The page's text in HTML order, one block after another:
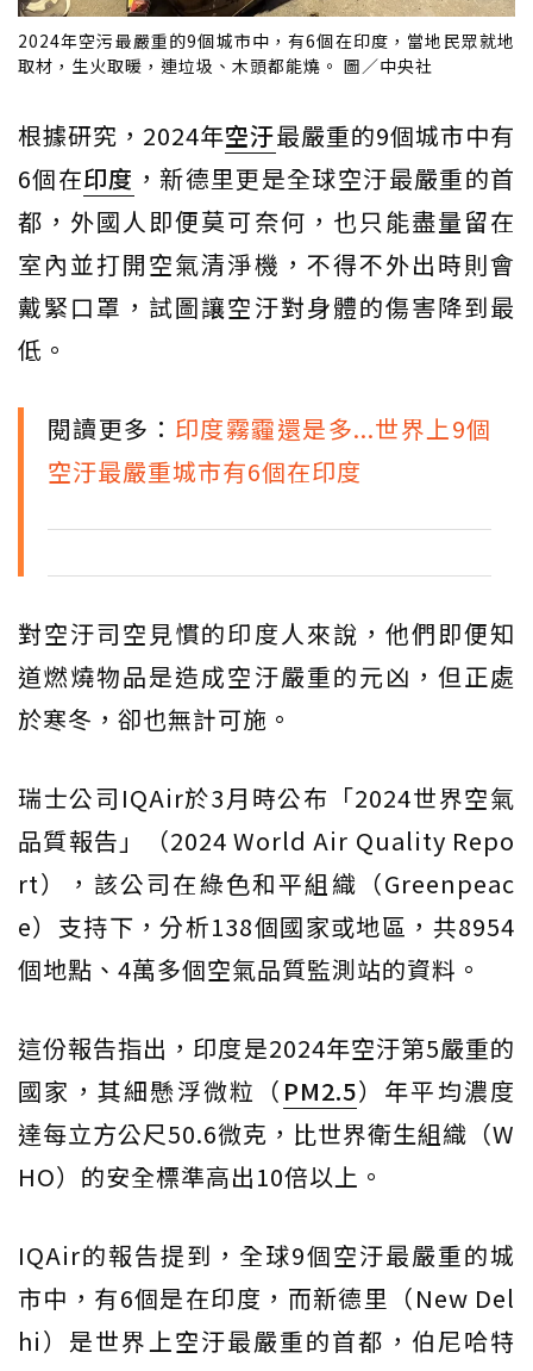
2024年空污最嚴重的9個城市中，有6個在印度，當地民眾就地
取材，生火取暖，連垃圾、木頭都能燒。 圖／中央社
根據研究，2024年空汙最嚴重的9個城市中有
6個在印度 ，新德里更是全球空汙最嚴重的首
都，外國人即便莫可奈何，也只能盡量留在
室內並打開空氣清淨機，不得不外出時則會
戴緊口罩，試圖讓空汙對身體的傷害降到最
低。
閱讀更多： 印度霧霾還是多...世界上9個
空汙最嚴重城市有6個在印度
對空汙司空見慣的印度人來說，他們即便知
道燃燒物品是造成空汙嚴重的元凶，但正處
於寒冬，卻也無計可施。
瑞士公司IQAir於3月時公布「2024世界空氣
品質報告」（2024 World Air Quality Repo
rt），該公司在綠色和平組織（Greenpeac
e）支持下，分析138個國家或地區，共8954
個地點、4萬多個空氣品質監測站的資料。
這份報告指出，印度是2024年空汙第5嚴重的
國家，其細懸浮微粒（ PM2.5）年平均濃度
達每立方公尺50.6微克，比世界衛生組織（W
HO）的安全標準高出10倍以上。
IQAir的報告提到，全球9個空汙最嚴重的城
市中，有6個是在印度，而新德里（New Del
hi）是世界上空汙最嚴重的首都，伯尼哈特